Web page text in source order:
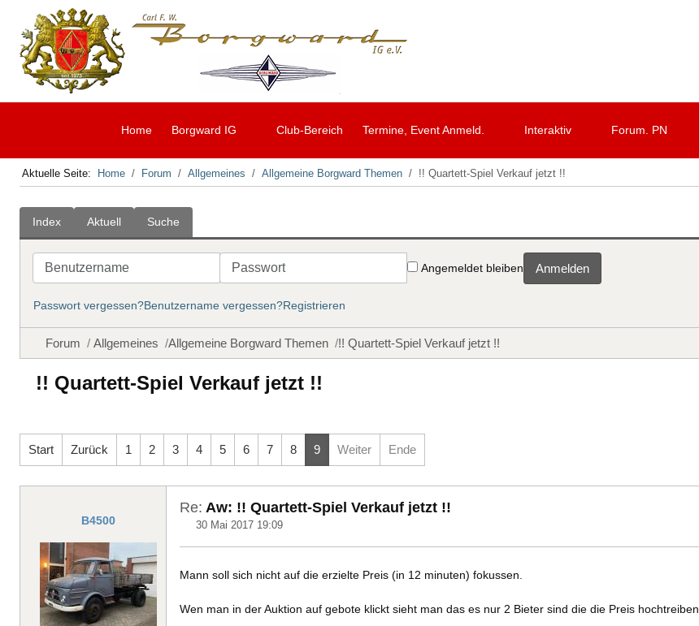
Home Borgward IG Club-Bereich Termine, Event Anmeld. Interaktiv Forum. PN
Aktuelle Seite: Home Forum Allgemeines Allgemeine Borgward Themen !! Quartett-Spiel Verkauf jetzt !!
Index Aktuell Suche
Benutzername Passwort
Angemeldet bleiben Anmelden
Passwort vergessen?Benutzername vergessen?Registrieren
Forum Allgemeines Allgemeine Borgward Themen !! Quartett-Spiel Verkauf jetzt !!
!! Quartett-Spiel Verkauf jetzt !!
Start Zurück 1 2 3 4 5 6 7 8 9 Weiter Ende
B4500
Re: Aw: !! Quartett-Spiel Verkauf jetzt !!
30 Mai 2017 19:09
Mann soll sich nicht auf die erzielte Preis (in 12 minuten) fokussen.
Wen man in der Auktion auf gebote klickt sieht man das es nur 2 Bieter sind die die Preis hochtreiben.